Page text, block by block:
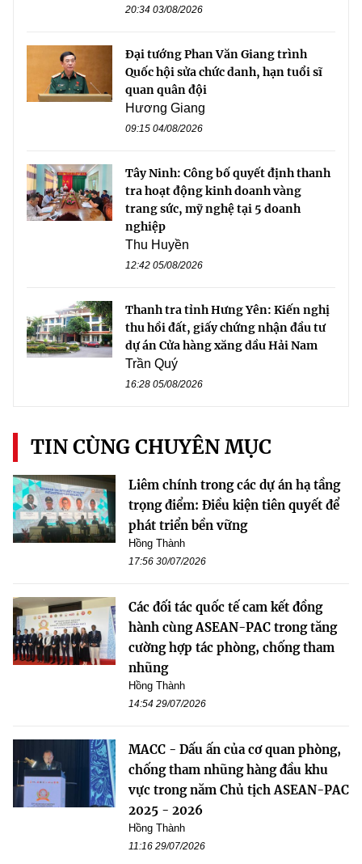
20:34 03/08/2026
Đại tướng Phan Văn Giang trình
Quốc hội sửa chức danh, hạn tuổi sĩ
quan quân đội
Hương Giang
09:15 04/08/2026
Tây Ninh: Công bố quyết định thanh
tra hoạt động kinh doanh vàng
trang sức, mỹ nghệ tại 5 doanh
nghiệp
Thu Huyền
12:42 05/08/2026
Thanh tra tỉnh Hưng Yên: Kiến nghị
thu hồi đất, giấy chứng nhận đầu tư
dự án Cửa hàng xăng dầu Hải Nam
Trần Quý
16:28 05/08/2026
TIN CÙNG CHUYÊN MỤC
Liêm chính trong các dự án hạ tầng
trọng điểm: Điều kiện tiên quyết để
phát triển bền vững
Hồng Thành
17:56 30/07/2026
Các đối tác quốc tế cam kết đồng
hành cùng ASEAN-PAC trong tăng
cường hợp tác phòng, chống tham
nhũng
Hồng Thành
14:54 29/07/2026
MACC - Dấu ấn của cơ quan phòng,
chống tham nhũng hàng đầu khu
vực trong năm Chủ tịch ASEAN-PAC
2025 - 2026
Hồng Thành
11:16 29/07/2026